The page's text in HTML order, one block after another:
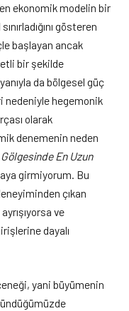
ekonomik modelin bir
gösteren
başlayan ancak
bir şekilde
da bölgesel güç
nedeniyle hegemonik
olarak
denemenin neden
En Uzun
girmiyorum. Bu
çıkan
ve
dayalı
yani büyümenin